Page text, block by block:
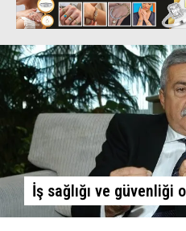
İş sağlığı ve güvenliği